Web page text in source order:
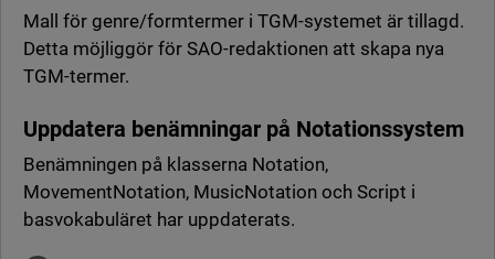
Mall för genre/formtermer i TGM-systemet är tillagd.
Detta möjliggör för SAO-redaktionen att skapa nya
TGM-termer.
Uppdatera benämningar på Notationssystem
Benämningen på klasserna Notation,
MovementNotation, MusicNotation och Script i
basvokabuläret har uppdaterats.